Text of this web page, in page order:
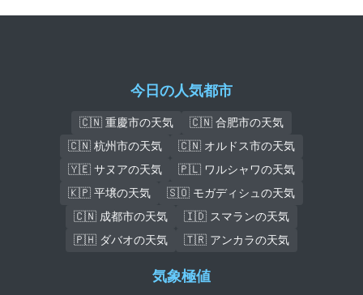
今日の人気都市
🇨🇳 重慶市の天気
🇨🇳 合肥市の天気
🇨🇳 杭州市の天気
🇨🇳 オルドス市の天気
🇾🇪 サヌアの天気
🇵🇱 ワルシャワの天気
🇰🇵 平壌の天気
🇸🇴 モガディシュの天気
🇨🇳 成都市の天気
🇮🇩 スマランの天気
🇵🇭 ダバオの天気
🇹🇷 アンカラの天気
気象極値